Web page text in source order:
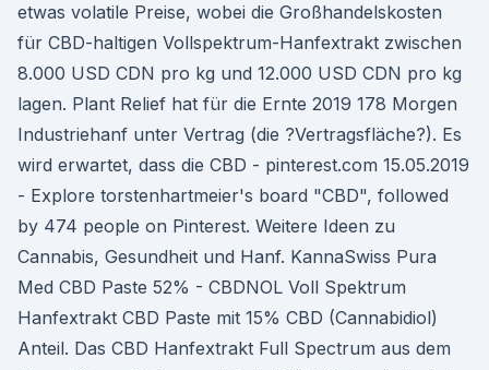
etwas volatile Preise, wobei die Großhandelskosten
für CBD-haltigen Vollspektrum-Hanfextrakt zwischen
8.000 USD CDN pro kg und 12.000 USD CDN pro kg
lagen. Plant Relief hat für die Ernte 2019 178 Morgen
Industriehanf unter Vertrag (die ?Vertragsfläche?). Es
wird erwartet, dass die CBD - pinterest.com 15.05.2019
- Explore torstenhartmeier's board "CBD", followed
by 474 people on Pinterest. Weitere Ideen zu
Cannabis, Gesundheit und Hanf. KannaSwiss Pura
Med CBD Paste 52% - CBDNOL Voll Spektrum
Hanfextrakt CBD Paste mit 15% CBD (Cannabidiol)
Anteil. Das CBD Hanfextrakt Full Spectrum aus dem